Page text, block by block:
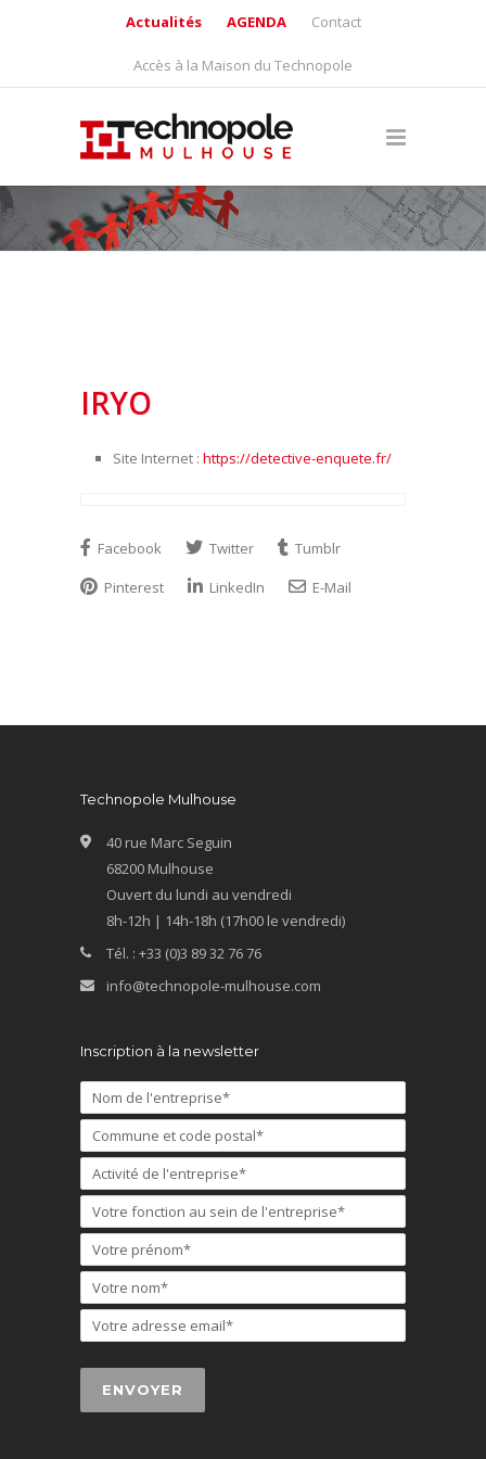
Actualités AGENDA Contact
Accès à la Maison du Technopole
IRYO
Site Internet : https://detective-enquete.fr/
Facebook Twitter
Tumblr
Pinterest
LinkedIn E-Mail
Technopole Mulhouse
40 rue Marc Seguin
68200 Mulhouse
Ouvert du lundi au vendredi
8h-12h | 14h-18h (17h00 le vendredi)
Tél. : +33 (0)3 89 32 76 76
info@technopole-mulhouse.com
Inscription à la newsletter